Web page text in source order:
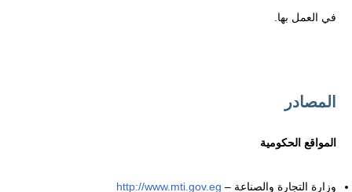
في العمل بها.
المصادر
المواقع الحكومية
وزارة التجارة والصناعة – http://www.mti.gov.eg